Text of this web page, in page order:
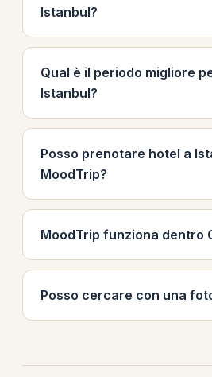
Istanbul?
Qual è il periodo migliore
Istanbul?
Posso prenotare hotel a
MoodTrip?
MoodTrip funziona dentro
Posso cercare con una